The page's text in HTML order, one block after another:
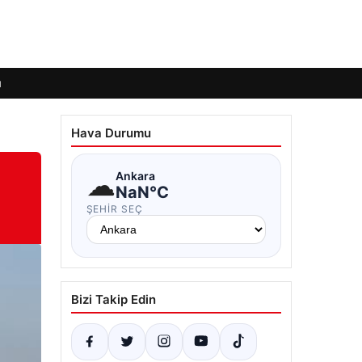
Hava Durumu
☁Ankara
NaN°C
ŞEHIR SEÇ
Bizi Takip Edin